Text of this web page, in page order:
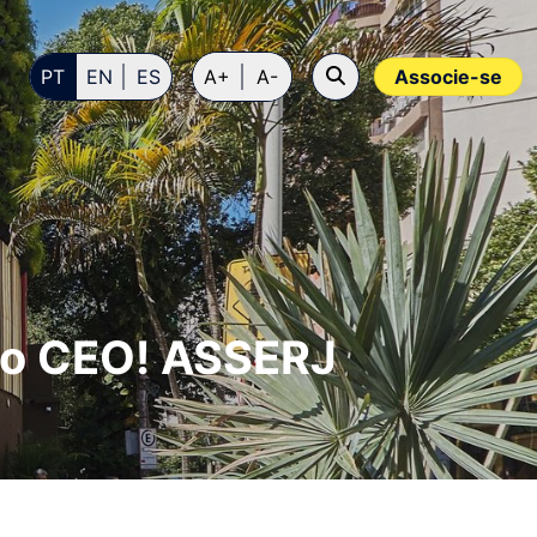
Associe-se
PT EN ES A+ A-
ASSERJ